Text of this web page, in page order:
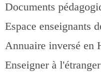
Documents
Espace enseignants
Annuaire inversé en
Enseigner à